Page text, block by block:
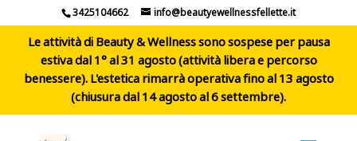
3425104662 info@beautyewellnessfellette.it
Le attività di Beauty & Wellness sono sospese per pausa
estiva dal 1° al 31 agosto (attività libera e percorso
benessere). L'estetica rimarrà operativa fino al 13 agosto
(chiusura dal 14 agosto al 6 settembre).